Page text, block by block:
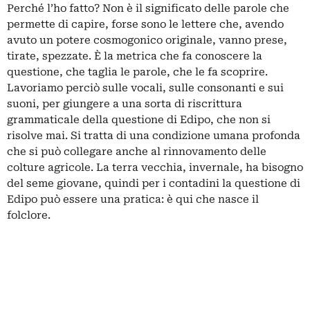
Perché l’ho fatto? Non è il significato delle parole che
permette di capire, forse sono le lettere che, avendo
avuto un potere cosmogonico originale, vanno prese,
tirate, spezzate. È la metrica che fa conoscere la
questione, che taglia le parole, che le fa scoprire.
Lavoriamo perciò sulle vocali, sulle consonanti e sui
suoni, per giungere a una sorta di riscrittura
grammaticale della questione di Edipo, che non si
risolve mai. Si tratta di una condizione umana profonda
che si può collegare anche al rinnovamento delle
colture agricole. La terra vecchia, invernale, ha bisogno
del seme giovane, quindi per i contadini la questione di
Edipo può essere una pratica: è qui che nasce il
folclore.